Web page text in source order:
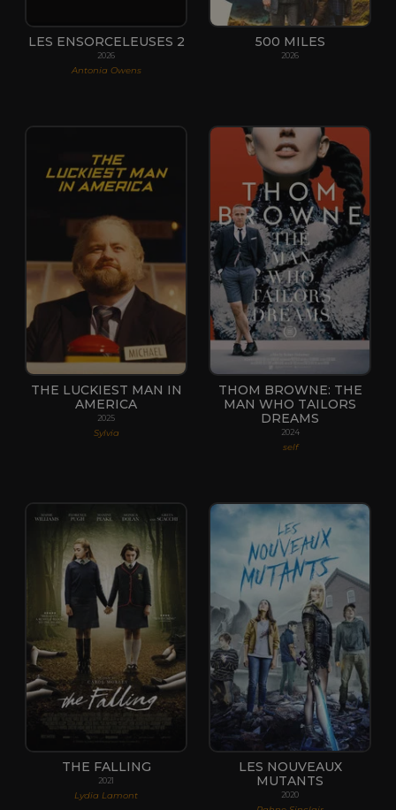
LES ENSORCELEUSES 2
2026
Antonia Owens
500 MILES
2026
THE LUCKIEST MAN IN
AMERICA
2025
Sylvia
THOM BROWNE: THE
MAN WHO TAILORS
DREAMS
2024
self
THE FALLING
2021
Lydia Lamont
LES NOUVEAUX
MUTANTS
2020